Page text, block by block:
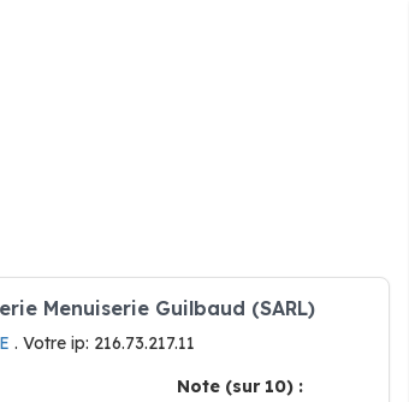
Menuiserie Guilbaud (SARL)
. Votre ip: 216.73.217.11
Note (sur 10) :